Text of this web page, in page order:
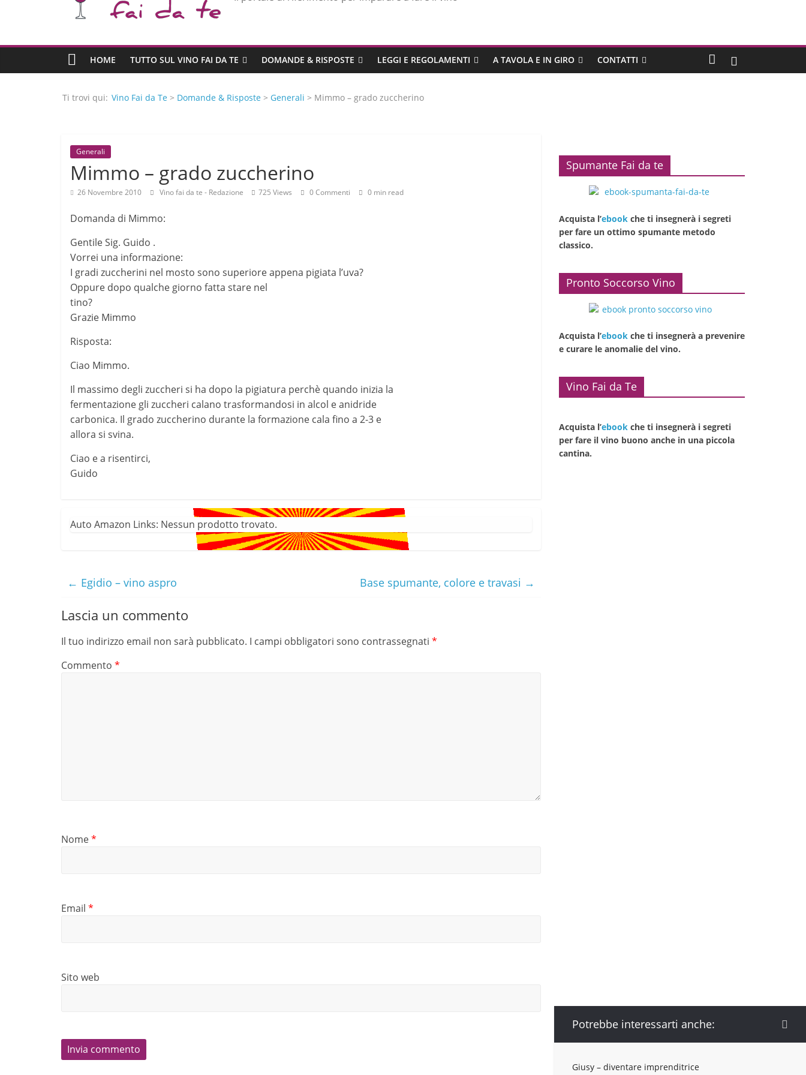
HOME TUTTO SUL VINO FAI DA TE DOMANDE & RISPOSTE LEGGI E REGOLAMENTI A TAVOLA E IN GIRO CONTATTI
Ti trovi qui: Vino Fai da Te > Domande & Risposte > Generali > Mimmo – grado zuccherino
Generali
Mimmo – grado zuccherino
26 Novembre 2010 Vino fai da te - Redazione 725 Views 0 Commenti 0 min read
Domanda di Mimmo:
Gentile Sig. Guido .
Vorrei una informazione:
I gradi zuccherini nel mosto sono superiore appena pigiata l’uva?
Oppure dopo qualche giorno fatta stare nel
tino?
Grazie Mimmo
Risposta:
Ciao Mimmo.
Il massimo degli zuccheri si ha dopo la pigiatura perchè quando inizia la
fermentazione gli zuccheri calano trasformandosi in alcol e anidride
carbonica. Il grado zuccherino durante la formazione cala fino a 2-3 e
allora si svina.
Ciao e a risentirci,
Guido
Auto Amazon Links: Nessun prodotto trovato.
← Egidio – vino aspro Base spumante, colore e travasi →
Lascia un commento
Il tuo indirizzo email non sarà pubblicato. I campi obbligatori sono contrassegnati *
Commento *
Nome*
Email *
Sito web
Spumante Fai da te
Acquista l’ebook che ti insegnerà i segreti
per fare un ottimo spumante metodo
classico.
Pronto Soccorso Vino
Acquista l’ebook che ti insegnerà a prevenire
e curare le anomalie del vino.
Vino Fai da Te
Acquista l’ebook che ti insegnerà i segreti
per fare il vino buono anche in una piccola
cantina.
Potrebbe interessarti anche:
Giusy – diventare imprenditrice